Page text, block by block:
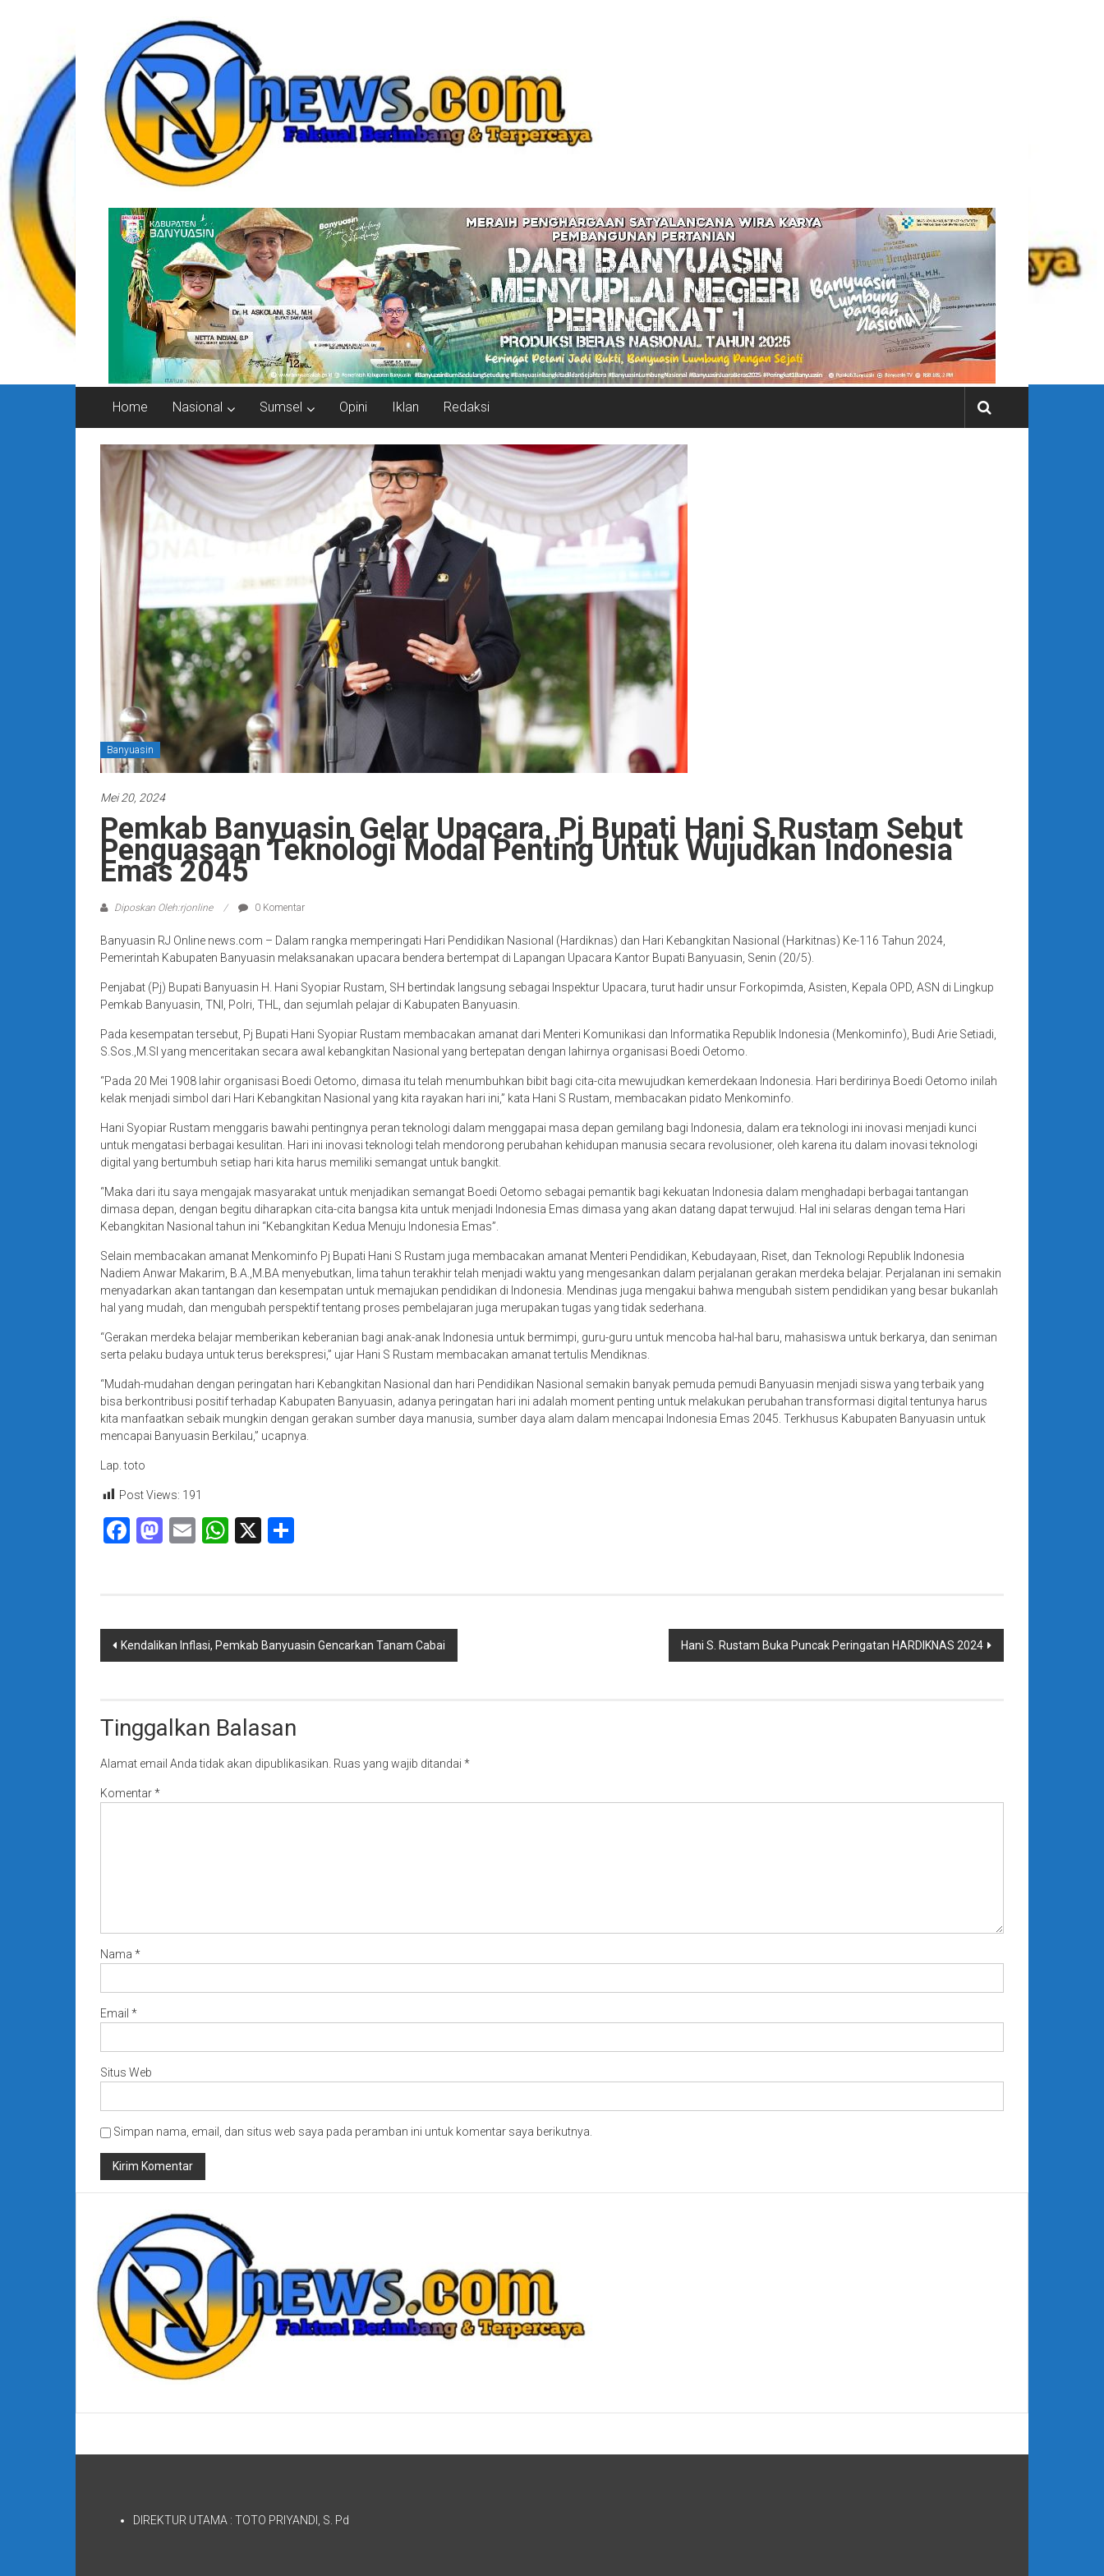
rjonlinenews.com
Faktual
Berimbang
dan
Terpercaya
Home Nasional Sumsel Opini Iklan Redaksi
Banyuasin
Mei 20, 2024
Pemkab Banyuasin Gelar Upacara, Pj Bupati Hani S Rustam Sebut
Penguasaan Teknologi Modal Penting Untuk Wujudkan Indonesia
Emas 2045
Diposkan Oleh:rjonline 0 Komentar
Banyuasin RJ Online news.com – Dalam rangka memperingati Hari Pendidikan Nasional (Hardiknas) dan Hari Kebangkitan Nasional (Harkitnas) Ke-116 Tahun 2024,
Pemerintah Kabupaten Banyuasin melaksanakan upacara bendera bertempat di Lapangan Upacara Kantor Bupati Banyuasin, Senin (20/5).
Penjabat (Pj) Bupati Banyuasin H. Hani Syopiar Rustam, SH bertindak langsung sebagai Inspektur Upacara, turut hadir unsur Forkopimda, Asisten, Kepala OPD, ASN di Lingkup
Pemkab Banyuasin, TNI, Polri, THL, dan sejumlah pelajar di Kabupaten Banyuasin.
Pada kesempatan tersebut, Pj Bupati Hani Syopiar Rustam membacakan amanat dari Menteri Komunikasi dan Informatika Republik Indonesia (Menkominfo), Budi Arie Setiadi,
S.Sos.,M.SI yang menceritakan secara awal kebangkitan Nasional yang bertepatan dengan lahirnya organisasi Boedi Oetomo.
“Pada 20 Mei 1908 lahir organisasi Boedi Oetomo, dimasa itu telah menumbuhkan bibit bagi cita-cita mewujudkan kemerdekaan Indonesia. Hari berdirinya Boedi Oetomo inilah
kelak menjadi simbol dari Hari Kebangkitan Nasional yang kita rayakan hari ini,” kata Hani S Rustam, membacakan pidato Menkominfo.
Hani Syopiar Rustam menggaris bawahi pentingnya peran teknologi dalam menggapai masa depan gemilang bagi Indonesia, dalam era teknologi ini inovasi menjadi kunci
untuk mengatasi berbagai kesulitan. Hari ini inovasi teknologi telah mendorong perubahan kehidupan manusia secara revolusioner, oleh karena itu dalam inovasi teknologi
digital yang bertumbuh setiap hari kita harus memiliki semangat untuk bangkit.
“Maka dari itu saya mengajak masyarakat untuk menjadikan semangat Boedi Oetomo sebagai pemantik bagi kekuatan Indonesia dalam menghadapi berbagai tantangan
dimasa depan, dengan begitu diharapkan cita-cita bangsa kita untuk menjadi Indonesia Emas dimasa yang akan datang dapat terwujud. Hal ini selaras dengan tema Hari
Kebangkitan Nasional tahun ini “Kebangkitan Kedua Menuju Indonesia Emas”.
Selain membacakan amanat Menkominfo Pj Bupati Hani S Rustam juga membacakan amanat Menteri Pendidikan, Kebudayaan, Riset, dan Teknologi Republik Indonesia
Nadiem Anwar Makarim, B.A.,M.BA menyebutkan, lima tahun terakhir telah menjadi waktu yang mengesankan dalam perjalanan gerakan merdeka belajar. Perjalanan ini semakin
menyadarkan akan tantangan dan kesempatan untuk memajukan pendidikan di Indonesia. Mendinas juga mengakui bahwa mengubah sistem pendidikan yang besar bukanlah
hal yang mudah, dan mengubah perspektif tentang proses pembelajaran juga merupakan tugas yang tidak sederhana.
“Gerakan merdeka belajar memberikan keberanian bagi anak-anak Indonesia untuk bermimpi, guru-guru untuk mencoba hal-hal baru, mahasiswa untuk berkarya, dan seniman
serta pelaku budaya untuk terus berekspresi,” ujar Hani S Rustam membacakan amanat tertulis Mendiknas.
“Mudah-mudahan dengan peringatan hari Kebangkitan Nasional dan hari Pendidikan Nasional semakin banyak pemuda pemudi Banyuasin menjadi siswa yang terbaik yang
bisa berkontribusi positif terhadap Kabupaten Banyuasin, adanya peringatan hari ini adalah moment penting untuk melakukan perubahan transformasi digital tentunya harus
kita manfaatkan sebaik mungkin dengan gerakan sumber daya manusia, sumber daya alam dalam mencapai Indonesia Emas 2045. Terkhusus Kabupaten Banyuasin untuk
mencapai Banyuasin Berkilau,” ucapnya.
Lap. toto
Post Views: 191
Facebook
Mastodon
EmailWhatsApp
X
Navigasi
Kendalikan Inflasi, Pemkab Banyuasin Gencarkan Tanam Cabai Hani S. Rustam Buka Puncak Peringatan HARDIKNAS 2024
Tinggalkan Balasan
Alamat email Anda tidak akan dipublikasikan. Ruas yang wajib ditandai *
Komentar*
Nama *
Email *
Situs Web
Simpan nama, email, dan situs web saya pada peramban ini untuk komentar saya berikutnya.
DIREKTUR UTAMA : TOTO PRIYANDI, S. Pd